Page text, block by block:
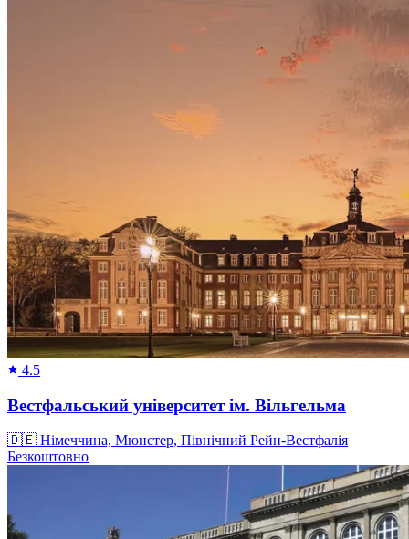
4.5
Вестфальський університет ім. Вільгельма
🇩🇪 Німеччина, Мюнстер, Північний Рейн-Вестфалія
Безкоштовно